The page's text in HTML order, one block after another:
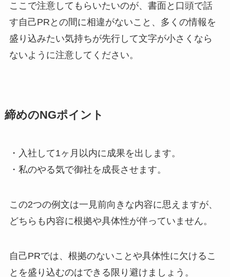
ここで注意してもらいたいのが、書面と口頭で話
す自己PRとの間に相違がないこと、多くの情報を
盛り込みたい気持ちが先行して文字が小さくなら
ないように注意してください。
締めのNGポイント
・入社して1ヶ月以内に成果を出します。
・私のやる気で御社を成長させます。
この2つの例文は一見前向きな内容に思えますが、
どちらも内容に根拠や具体性が伴っていません。
自己PRでは、根拠のないことや具体性に欠けるこ
とを盛り込むのはできる限り避けましょう。